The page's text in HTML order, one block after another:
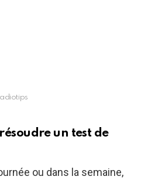
un test de
ou dans la semaine,